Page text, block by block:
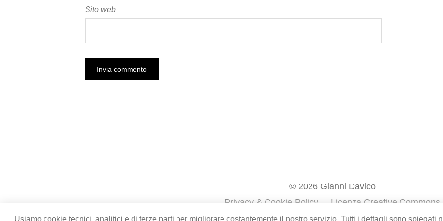
Sito web
© 2026 Gianni Davico
Privacy & Cookie Policy
Licenza Creative Commons
Usiamo cookie tecnici, analitici e di terze parti per migliorare costantemente il nostro servizio. Tutti i dettagli sono spiegati